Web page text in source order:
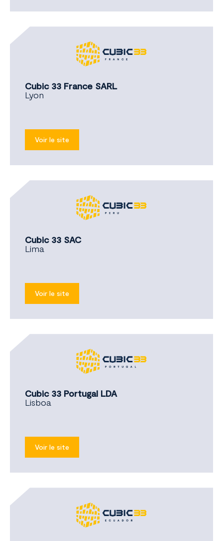
Cubic 33 France SARL
Lyon
Voir le site
Cubic 33 SAC
Lima
Voir le site
Cubic 33 Portugal LDA
Lisboa
Voir le site